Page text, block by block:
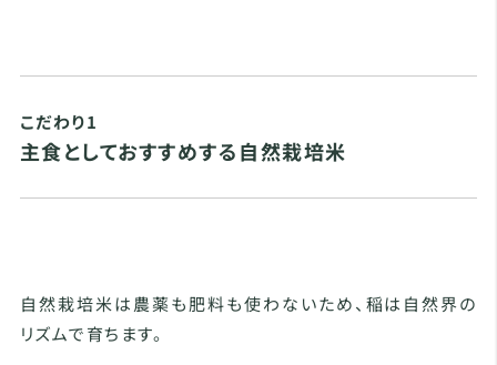
こだわり1
主食としておすすめする自然栽培米
自然栽培米は農薬も肥料も使わないため、稲は自然界の
リズムで育ちます。